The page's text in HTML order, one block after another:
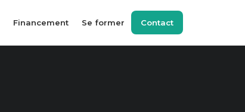
Financement Se former Contact